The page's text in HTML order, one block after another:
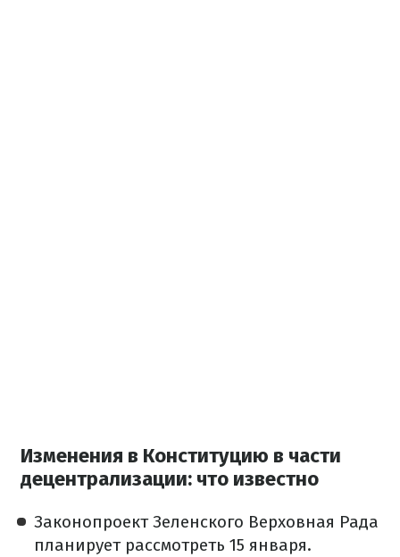
Изменения в Конституцию в части
децентрализации: что известно
Законопроект Зеленского Верховная Рада
планирует рассмотреть 15 января.